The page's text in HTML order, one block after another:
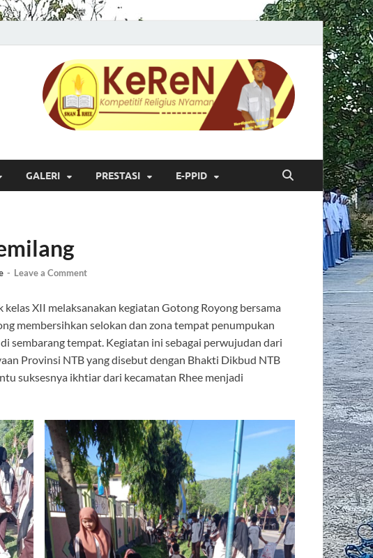
GALERI PRESTASI E-PPID
- Leave a Comment
XII melaksanakan kegiatan Gotong Royong bersama
membersihkan selokan dan zona tempat penumpukan
sembarang tempat. Kegiatan ini sebagai perwujudan dari
Provinsi NTB yang disebut dengan Bhakti Dikbud NTB
suksesnya ikhtiar dari kecamatan Rhee menjadi